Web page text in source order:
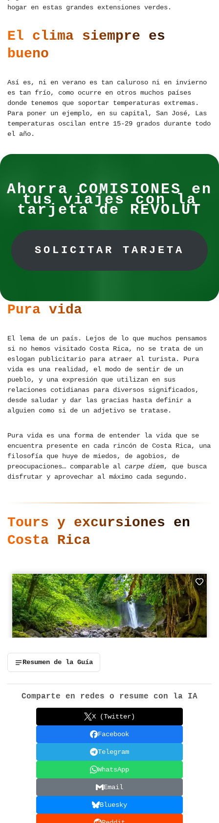
hogar en estas grandes extensiones verdes.
El clima siempre es
bueno
Así es, ni en verano es tan caluroso ni en invierno
es tan frío, como ocurre en otros muchos países
donde tenemos que soportar temperaturas extremas.
Para poner un ejemplo, en su capital, San José, Las
temperaturas oscilan entre 15-29 grados durante todo
el año.
Ahorra COMISIONES en
tus viajes con la
tarjeta de REVOLUT
SOLICITAR TARJETA
Pura vida
El lema de un país. Lejos de lo que muchos pensamos
si no hemos visitado Costa Rica, no se trata de un
eslogan publicitario para atraer al turista. Pura
vida es una realidad, el modo de sentir de un
pueblo, y una expresión que utilizan en sus
relaciones cotidianas para diversos significados,
desde saludar y dar las gracias hasta definir a
alguien como si de un adjetivo se tratase.
Pura vida es una forma de entender la vida que se
encuentra presente en cada rincón de Costa Rica, una
filosofía que huye de miedos, de agobios, de
preocupaciones… comparable al carpe diem, que busca
disfrutar y aprovechar al máximo cada segundo.
Tours y excursiones en
Costa Rica
Resumen de la Guía
Comparte en redes o resume con la IA
X (Twitter)
Facebook
Telegram
WhatsApp
Email
Bluesky